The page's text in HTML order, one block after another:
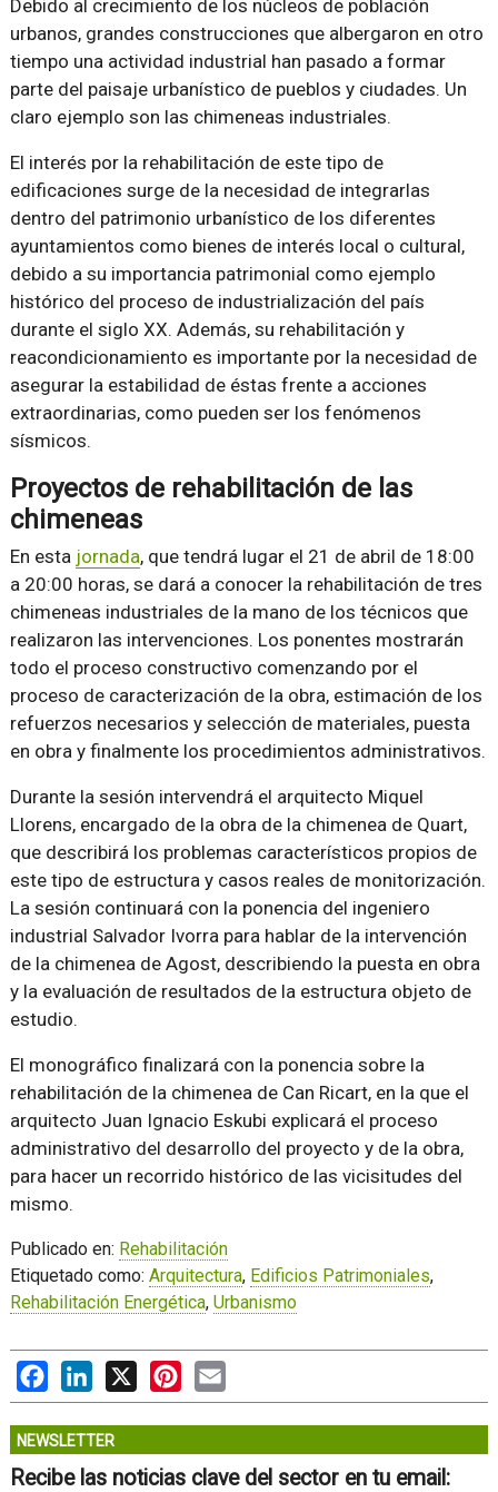
Debido al crecimiento de los núcleos de población
urbanos, grandes construcciones que albergaron en otro
tiempo una actividad industrial han pasado a formar
parte del paisaje urbanístico de pueblos y ciudades. Un
claro ejemplo son las chimeneas industriales.
El interés por la rehabilitación de este tipo de
edificaciones surge de la necesidad de integrarlas
dentro del patrimonio urbanístico de los diferentes
ayuntamientos como bienes de interés local o cultural,
debido a su importancia patrimonial como ejemplo
histórico del proceso de industrialización del país
durante el siglo XX. Además, su rehabilitación y
reacondicionamiento es importante por la necesidad de
asegurar la estabilidad de éstas frente a acciones
extraordinarias, como pueden ser los fenómenos
sísmicos.
Proyectos de rehabilitación de las
chimeneas
En esta jornada, que tendrá lugar el 21 de abril de 18:00
a 20:00 horas, se dará a conocer la rehabilitación de tres
chimeneas industriales de la mano de los técnicos que
realizaron las intervenciones. Los ponentes mostrarán
todo el proceso constructivo comenzando por el
proceso de caracterización de la obra, estimación de los
refuerzos necesarios y selección de materiales, puesta
en obra y finalmente los procedimientos administrativos.
Durante la sesión intervendrá el arquitecto Miquel
Llorens, encargado de la obra de la chimenea de Quart,
que describirá los problemas característicos propios de
este tipo de estructura y casos reales de monitorización.
La sesión continuará con la ponencia del ingeniero
industrial Salvador Ivorra para hablar de la intervención
de la chimenea de Agost, describiendo la puesta en obra
y la evaluación de resultados de la estructura objeto de
estudio.
El monográfico finalizará con la ponencia sobre la
rehabilitación de la chimenea de Can Ricart, en la que el
arquitecto Juan Ignacio Eskubi explicará el proceso
administrativo del desarrollo del proyecto y de la obra,
para hacer un recorrido histórico de las vicisitudes del
mismo.
Publicado en: Rehabilitación
Etiquetado como: Arquitectura, Edificios Patrimoniales,
Rehabilitación Energética, Urbanismo
FacebookLinkedIn Pinterest
NEWSLETTER
Recibe las noticias clave del sector en tu email: